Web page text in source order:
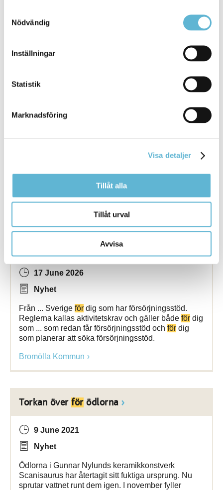
Nödvändig
Inställningar
Statistik
Marknadsföring
Visa detaljer
Tillåt alla
Tillåt urval
Avvisa
seniorer
garanterad sittplats. Ingen entréavgift. Söndag 6 ...
Sara h Vaughn, Nina Simone med flera…
Bromölla Kommun
försörjningsstöd
17 June 2026
Nyhet
Från ... Sverige för dig som har försörjningsstöd.
Reglerna kallas aktivitetskrav och gäller både för dig
som ... som redan får försörjningsstöd och för dig
som planerar att söka försörjningsstöd.
Bromölla Kommun
Torkan över förödlorna
9 June 2021
Nyhet
Ödlorna i Gunnar Nylunds keramikkonstverk
Scanisaurus har återtagit sitt fuktiga ursprung. Nu
sprutar vattnet runt dem igen. I november fyller